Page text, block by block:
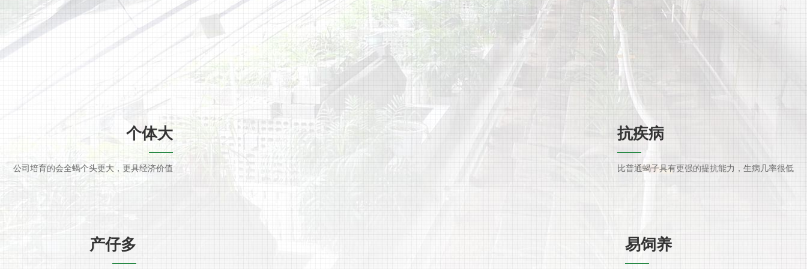
个体大
公司培育的会全蝎个头更大，更具经济价值
抗疾病
比普通蝎子具有更强的提抗能力，生病几率很低
产仔多 易饲养